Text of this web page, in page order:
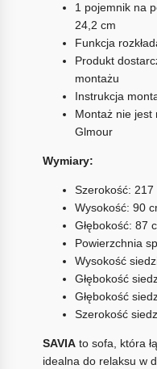
1 pojemnik na
24,2 cm
Funkcja
Produkt
montażu
Instrukcja
Montaż nie jest
Glmour
Wymiary:
Szerokość: 217
Wysokość: 90
Głębokość: 87
Powierzchnia
Wysokość
Głębokość
Głębokość
Szerokość
SAVIAto sofa, która
idealna do relaksu w